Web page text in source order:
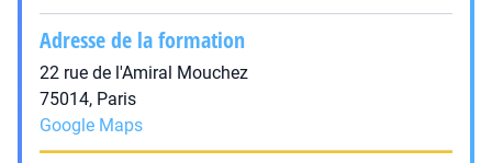
Adresse de la formation
22 rue de l'Amiral Mouchez
75014, Paris
Google Maps